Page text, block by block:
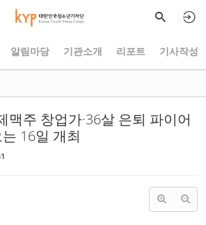
알림마당 기관소개 리포트 기사작성
맥주 창업가·36살 은퇴 파이어
16일 개최
스케치북5